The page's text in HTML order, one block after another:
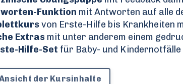
Funktion mit Antworten auf alle
von Erste-Hilfe bis Krankheiten
Extras mit unter anderem einem
Hilfe-Set für Baby- und
der Kursinhalte